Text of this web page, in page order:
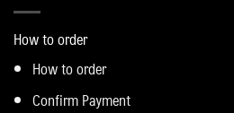
How to order
How to order
Confirm Payment